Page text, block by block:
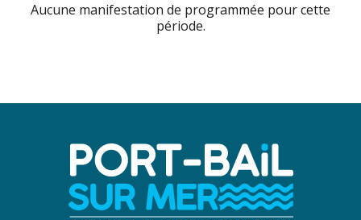
Aucune manifestation de programmée pour cette
période.